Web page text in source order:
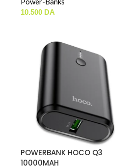
10.500 DA
POWERBANK HOCO Q3
10000MAH